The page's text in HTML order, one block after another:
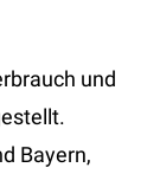
und
Bayern,